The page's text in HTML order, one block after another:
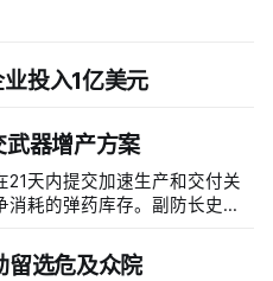
投入1亿美元
器增产方案
天内提交加速生产和交付关
耗的弹药库存。副防长史蒂
留选危及众院